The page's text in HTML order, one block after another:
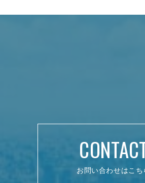
お問い合わせはこち